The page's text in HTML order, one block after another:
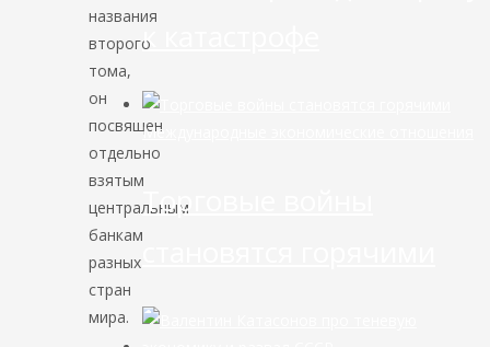
названия
второго
тома,
он
посвящен
отдельно
взятым
центральным
банкам
разных
стран
мира.
к катастрофе
Международные экономические отношения
Торговые войны